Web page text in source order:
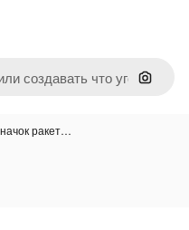
Поиск
ракет…